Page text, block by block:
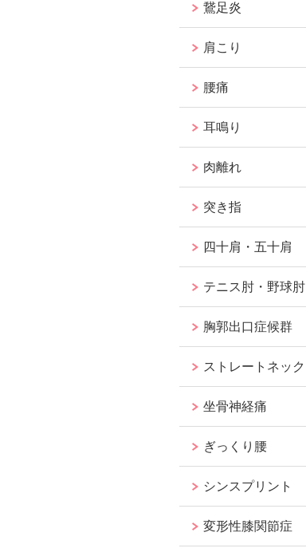
鵞足炎
肩こり
腰痛
耳鳴り
肉離れ
突き指
四十肩・五十肩
テニス肘・野球肘
胸郭出口症候群
ストレートネック
坐骨神経痛
ぎっくり腰
シンスプリント
変形性膝関節症